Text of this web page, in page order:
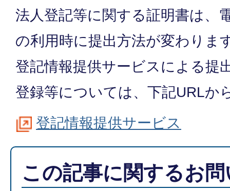
法人登記等に関する証明書は、
の利用時に提出方法が変わりま
登記情報提供サービスによる提
登録等については、下記URLか
登記情報提供サービス
この記事に関するお